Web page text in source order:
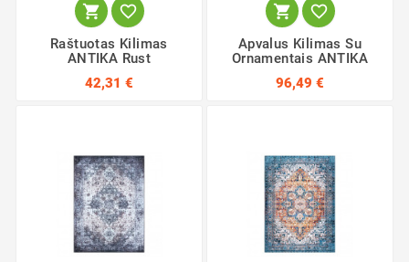
 
Raštuotas Kilimas
ANTIKA Rust
42,31 €
 
Apvalus Kilimas Su
Ornamentais ANTIKA
96,49 €